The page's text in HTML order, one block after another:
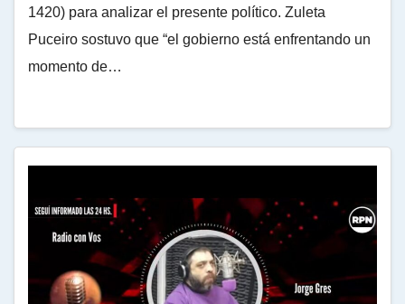
1420) para analizar el presente político. Zuleta
Puceiro sostuvo que “el gobierno está enfrentando un
momento de…